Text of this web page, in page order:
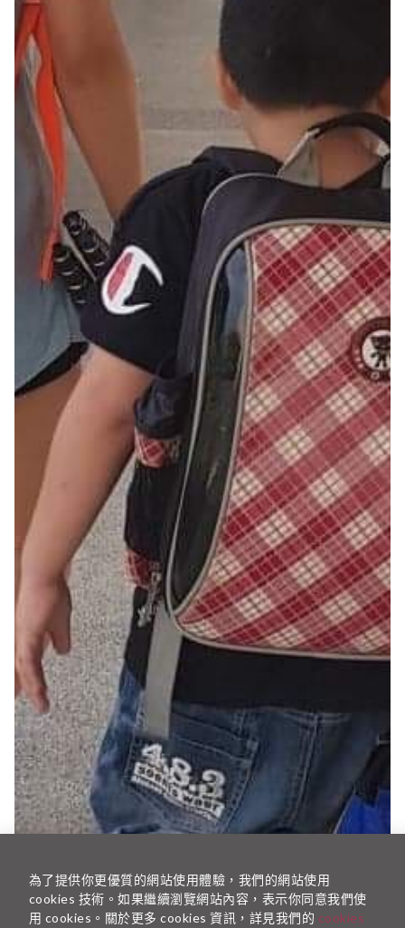
為了提供你更優質的網站使用體驗，我們的網站使用
cookies 技術。如果繼續瀏覽網站內容，表示你同意我們使
用 cookies。關於更多 cookies 資訊，詳見我們的 cookies